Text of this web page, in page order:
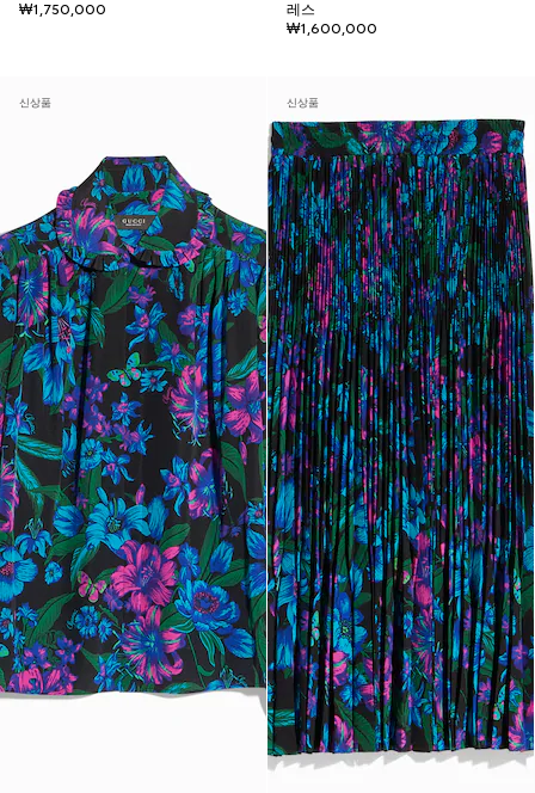
₩1,750,000
레스
₩1,600,000
신상품 신상품